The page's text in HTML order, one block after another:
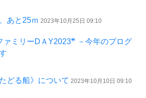
あと25ｍ 2023年10月25日 09:10
ァミリーDＡY2023❞ －今年のプログ
どる船》について 2023年10月10日 09:10